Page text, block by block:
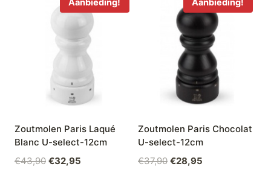
Aanbieding!
Zoutmolen Paris Laqué
Blanc U-select-12cm
€43,90 Oorspronkelijke
€32,95
Aanbieding!
Zoutmolen Paris Chocolat
U-select-12cm
€37,90 Oorspronkelijke
€28,95